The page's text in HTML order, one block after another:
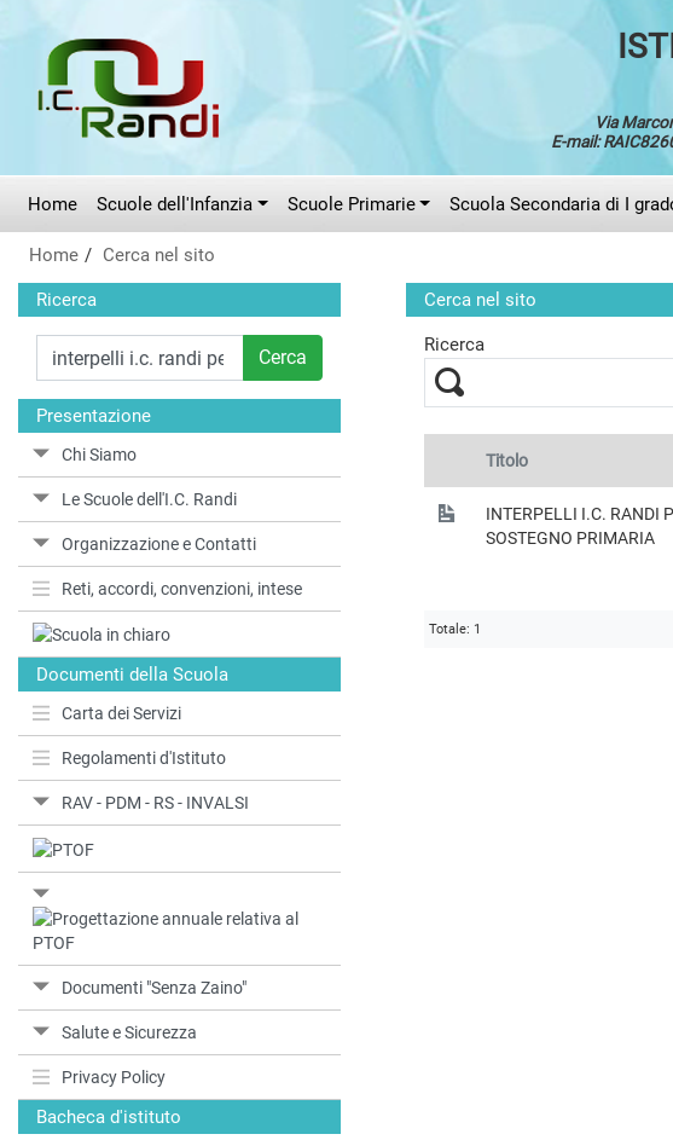
Via
E-mail:
Home Scuole dell'Infanzia Scuole Primarie Scuola Secondaria di I
Home Cerca nel sito
Ricerca
Cerca
Presentazione
Chi Siamo
Le Scuole dell'I.C. Randi
Organizzazione e Contatti
Reti, accordi, convenzioni, intese
Documenti della Scuola
Carta dei Servizi
Regolamenti d'Istituto
RAV - PDM - RS - INVALSI
Documenti "Senza Zaino"
Salute e Sicurezza
Privacy Policy
Bacheca d'istituto
Cerca nel sito
Ricerca
Titolo
INTERPELLI I.C. RANDI
SOSTEGNO PRIMARIA
Totale: 1